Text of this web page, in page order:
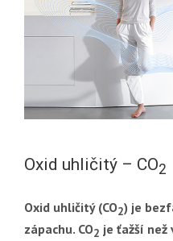
Oxid uhličitý – CO2
Oxid uhličitý (CO2) je
zápachu. CO2 je ťažší než